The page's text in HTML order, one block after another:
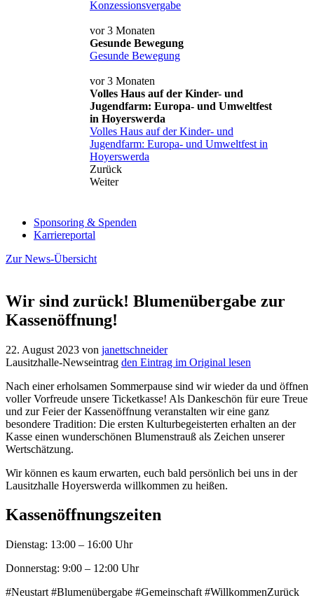
Konzessionsvergabe
vor 3 Monaten
Gesunde Bewegung
Gesunde Bewegung
vor 3 Monaten
Volles Haus auf der Kinder- und
Jugendfarm: Europa- und Umweltfest
in Hoyerswerda
Volles Haus auf der Kinder- und
Jugendfarm: Europa- und Umweltfest in
Hoyerswerda
Zurück
Weiter
Sponsoring & Spenden
Karriereportal
Zur News-Übersicht
Wir sind zurück! Blumenübergabe zur
Kassenöffnung!
22. August 2023 von janettschneider
Lausitzhalle-Newseintrag den Eintrag im Original lesen
Nach einer erholsamen Sommerpause sind wir wieder da und öffnen
voller Vorfreude unsere Ticketkasse! Als Dankeschön für eure Treue
und zur Feier der Kassenöffnung veranstalten wir eine ganz
besondere Tradition: Die ersten Kulturbegeisterten erhalten an der
Kasse einen wunderschönen Blumenstrauß als Zeichen unserer
Wertschätzung.
Wir können es kaum erwarten, euch bald persönlich bei uns in der
Lausitzhalle Hoyerswerda willkommen zu heißen.
Kassenöffnungszeiten
Dienstag: 13:00 – 16:00 Uhr
Donnerstag: 9:00 – 12:00 Uhr
#Neustart #Blumenübergabe #Gemeinschaft #WillkommenZurück